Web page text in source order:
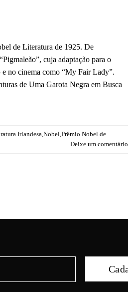
de Literatura de 1925. De
cuja adaptação para o
e no cinema como “My Fair Lady”.
de Uma Garota Negra em Busca
Irlandesa Nobel Prêmio Nobel de
Deixe um comentário